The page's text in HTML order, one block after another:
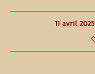
11 avril 2025